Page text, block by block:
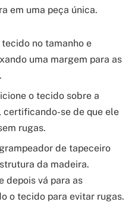
em uma peça única.
no tamanho e
uma margem para as
o tecido sobre a
se de que ele
rugas.
de tapeceiro
da madeira.
depois vá para as
o tecido para evitar rugas.